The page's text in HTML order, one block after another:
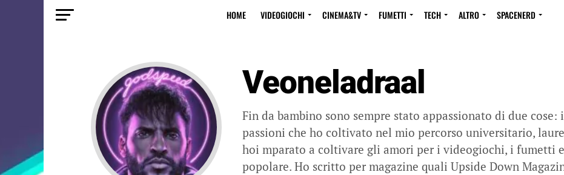
HOME VIDEOGIOCHI CINEMA&TV FUMETTI TECH ALTRO SPACENERD
Veoneladraal
Fin da bambino sono sempre stato appassionato di due
passioni che ho coltivato nel mio percorso universitario,
hoi mparato a coltivare gli amori per i videogiochi, i fumetti
popolare. Ho scritto per magazine quali Upside Down